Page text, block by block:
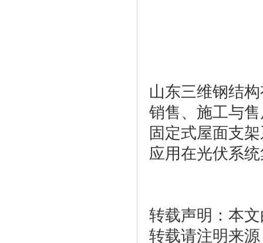
山东三维钢结
销售、施工与
固定式屋面支
应用在光伏系
转载声明：本
转载请注明来